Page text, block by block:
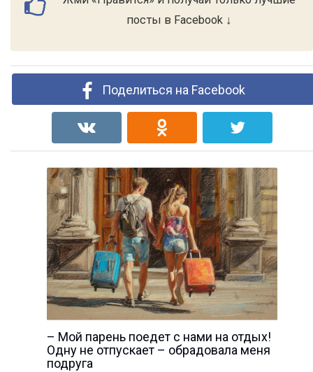
посты в Facebook ↓
Поделиться на Facebook
– Мой парень поедет с нами на отдых!
Одну не отпускает – обрадовала меня
подруга